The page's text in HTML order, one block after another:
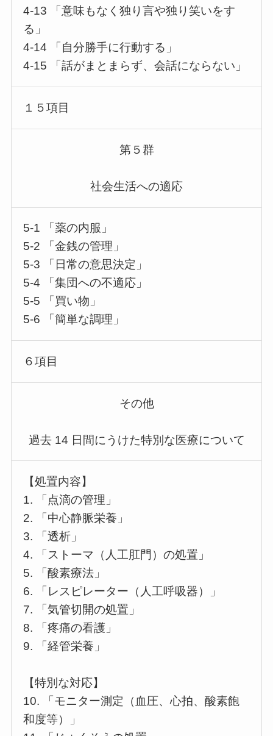
4-13 「意味もなく独り言や独り笑いをす
る」
4-14 「自分勝手に行動する」
4-15 「話がまとまらず、会話にならない」
１５項目
第５群
社会生活への適応
5-1 「薬の内服」
5-2 「金銭の管理」
5-3 「日常の意思決定」
5-4 「集団への不適応」
5-5 「買い物」
5-6 「簡単な調理」
６項目
その他
過去 14 日間にうけた特別な医療について
【処置内容】
1. 「点滴の管理」
2. 「中心静脈栄養」
3. 「透析」
4. 「ストーマ（人工肛門）の処置」
5. 「酸素療法」
6. 「レスピレーター（人工呼吸器）」
7. 「気管切開の処置」
8. 「疼痛の看護」
9. 「経管栄養」
【特別な対応】
10. 「モニター測定（血圧、心拍、酸素飽
和度等）」